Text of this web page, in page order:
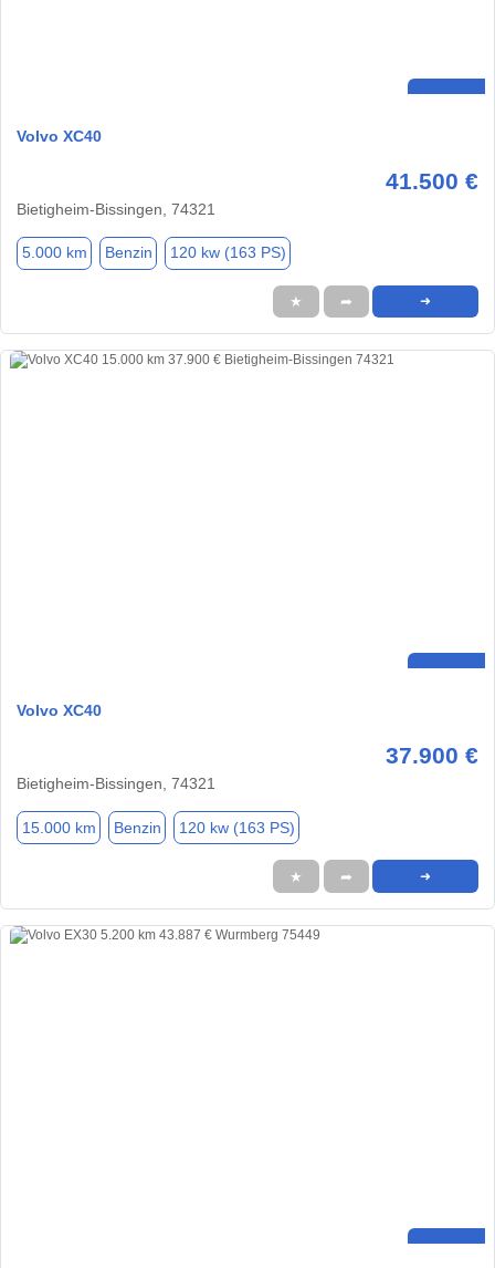
Volvo XC40
41.500 €
Bietigheim-Bissingen, 74321
5.000 km Benzin 120 kw (163 PS)
★ ➦ ➜
Volvo XC40
37.900 €
Bietigheim-Bissingen, 74321
15.000 km Benzin 120 kw (163 PS)
★ ➦ ➜